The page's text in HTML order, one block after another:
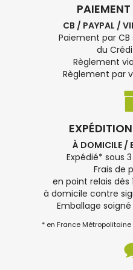
CB / PAYPAL /
Paiement par CB
du
Règlement via
Règlement par
À DOMICILE /
Expédié* sous
Frais de
en point relais dès
à domicile contre
Emballage
* en France